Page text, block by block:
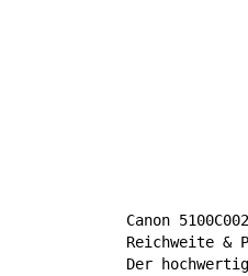
Canon
Reichweite &
Der